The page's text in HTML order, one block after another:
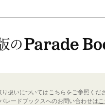
扱いについてはこちら をご参照くだ
レードブックスへのお問い合わせは